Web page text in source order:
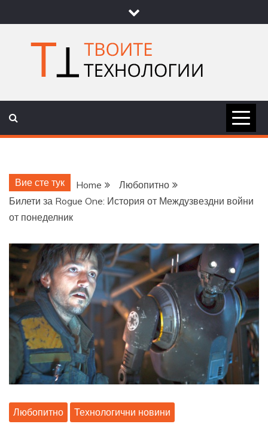
to
content
ТВОИТЕ
Вие сте тук Home
Любопитно
Билети за Rogue One: История от Междузвездни войни
от понеделник
Любопитно Технологични новини